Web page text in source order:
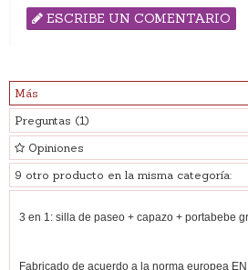
ESCRIBE UN COMENTARIO
Más
Preguntas (1)
Opiniones
9 otro producto en la misma categoría:
3 en 1: silla de paseo + capazo + portabebe
Fabricado de acuerdo a la norma europea